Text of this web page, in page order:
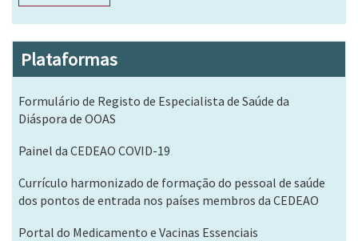
Plataformas
Formulário de Registo de Especialista de Saúde da
Diáspora de OOAS
Painel da CEDEAO COVID-19
Currículo harmonizado de formação do pessoal de saúde
dos pontos de entrada nos países membros da CEDEAO
Portal do Medicamento e Vacinas Essenciais